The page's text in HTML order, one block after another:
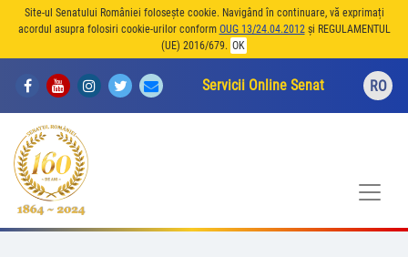
Site-ul Senatului României folosește cookie. Navigând în continuare, vă exprimați
acordul asupra folosiri cookie-urilor conform OUG 13/24.04.2012și REGULAMENTUL
(UE) 2016/679. OK
Servicii Online Senat RO